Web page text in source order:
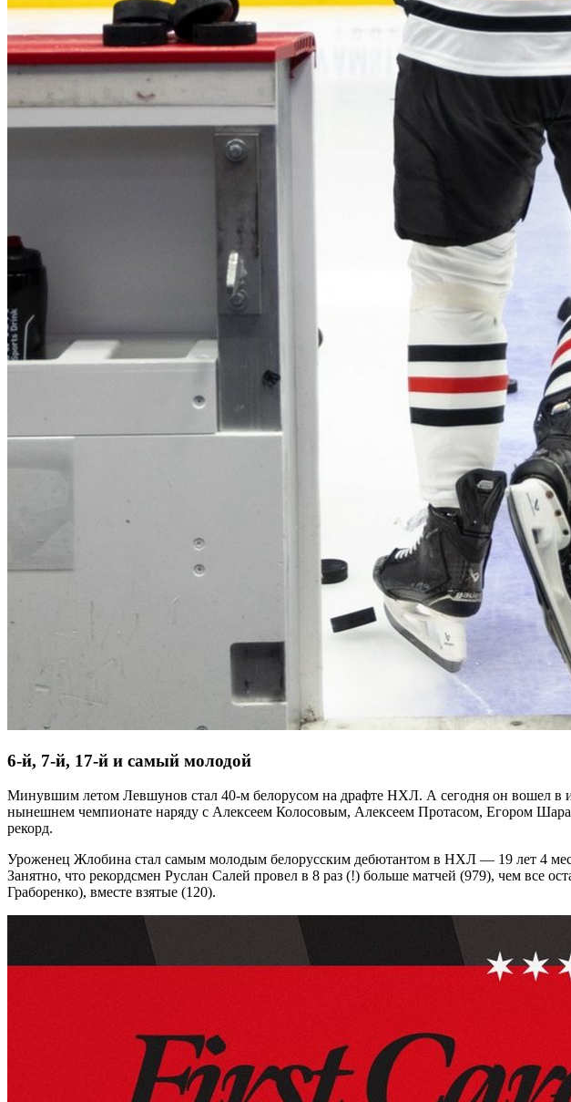
6-й, 7-й, 17-й и самый молодой
Минувшим летом Левшунов стал 40-м белорусом на драфте НХЛ. А сегодня он вошел
нынешнем чемпионате наряду с Алексеем Колосовым, Алексеем Протасом, Егором
рекорд.
Уроженец Жлобина стал самым молодым белорусским дебютантом в НХЛ — 19 лет 4
Занятно, что рекордсмен Руслан Салей провел в 8 раз (!) больше матчей (979), чем все
Граборенко), вместе взятые (120).